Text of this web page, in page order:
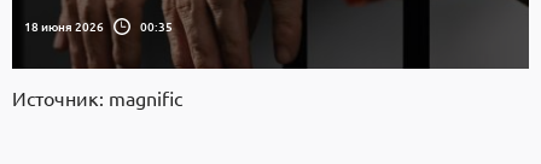
18 июня 2026 00:35
Источник: magnific